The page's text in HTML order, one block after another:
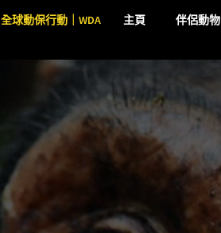
全球動保行動｜WDA 主頁 伴侶動物